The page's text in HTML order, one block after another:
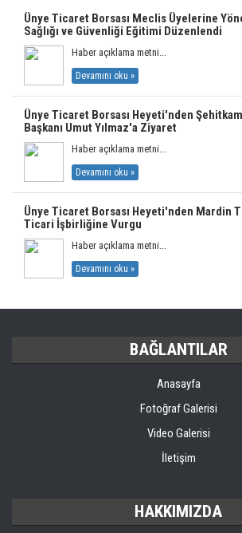
Ünye Ticaret Borsası Meclis Üyelerine
Sağlığı ve Güvenliği Eğitimi Düzenlendi
Haber açıklama metni...
Devamını oku »
Ünye Ticaret Borsası Heyeti'nden
Başkanı Umut Yılmaz'a Ziyaret
Haber açıklama metni...
Devamını oku »
Ünye Ticaret Borsası Heyeti'nden Mardin
Ticari İşbirliğine Vurgu
Haber açıklama metni...
Devamını oku »
BAĞLANTILAR
Anasayfa
Fotoğraf Galerisi
Video Galerisi
İletişim
HAKKIMIZDA